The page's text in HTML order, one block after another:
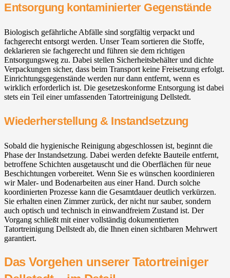
Entsorgung kontaminierter Gegenstände
Biologisch gefährliche Abfälle sind sorgfältig verpackt und
fachgerecht entsorgt werden. Unser Team sortieren die Stoffe,
deklarieren sie fachgerecht und führen sie dem richtigen
Entsorgungsweg zu. Dabei stellen Sicherheitsbehälter und dichte
Verpackungen sicher, dass beim Transport keine Freisetzung erfolgt.
Einrichtungsgegenstände werden nur dann entfernt, wenn es
wirklich erforderlich ist. Die gesetzeskonforme Entsorgung ist dabei
stets ein Teil einer umfassenden Tatortreinigung Dellstedt.
Wiederherstellung & Instandsetzung
Sobald die hygienische Reinigung abgeschlossen ist, beginnt die
Phase der Instandsetzung. Dabei werden defekte Bauteile entfernt,
betroffene Schichten ausgetauscht und die Oberflächen für neue
Beschichtungen vorbereitet. Wenn Sie es wünschen koordinieren
wir Maler- und Bodenarbeiten aus einer Hand. Durch solche
koordinierten Prozesse kann die Gesamtdauer deutlich verkürzen.
Sie erhalten einen Zimmer zurück, der nicht nur sauber, sondern
auch optisch und technisch in einwandfreiem Zustand ist. Der
Vorgang schließt mit einer vollständig dokumentierten
Tatortreinigung Dellstedt ab, die Ihnen einen sichtbaren Mehrwert
garantiert.
Das Vorgehen unserer Tatortreiniger